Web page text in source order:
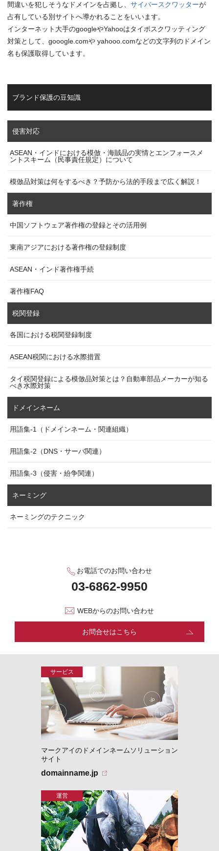
間違いを犯しそうなドメインを占拠し、 サイバースクワッターが
占有している別サイトへ導かれることをいいます。
インターネット大手のgoogleやYahooはタイポスクワッティング
対策として、gooogle.comや yahooo.comなどの文字列のドメイン
名も保護取得しています。
ブランド保護の豆知識
侵害対応
ASEAN・インドにおける模倣・海賊品の実情とエンフォースメ
ントスキーム（民事責任規定）について
模倣品対策は何をするべき？予防から法的手段まで広く解説！
著作権
中国ソフトウェア著作権の登録とその活用例
東南アジアにおける著作権の登録制度
ASEAN・インド著作権手続
著作権FAQ
税関登録
各国における税関登録制度
ASEAN税関における水際措置
タイ税関登録による模倣品対策とは？自動車部品メーカーが知る
べき水際対策
ドメインネーム
用語集-1（ドメインネーム・関連組織）
用語集-2（DNS・サーバ関連）
用語集-3（侵害・紛争関連）
ネーミング
ネーミングのテクニック
お電話でのお問い合わせ
WEBからのお問い合わせ
お問合せはこちら
マークアイのドメインネームソリューション
サイト
domainname.jp